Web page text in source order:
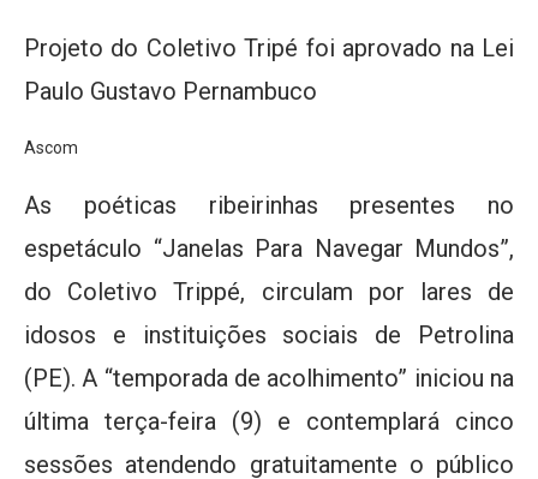
Projeto do Coletivo Tripé foi aprovado na Lei
Paulo Gustavo Pernambuco
Ascom
As poéticas ribeirinhas presentes no
espetáculo “Janelas Para Navegar Mundos”,
do Coletivo Trippé, circulam por lares de
idosos e instituições sociais de Petrolina
(PE). A “temporada de acolhimento” iniciou na
última terça-feira (9) e contemplará cinco
sessões atendendo gratuitamente o público